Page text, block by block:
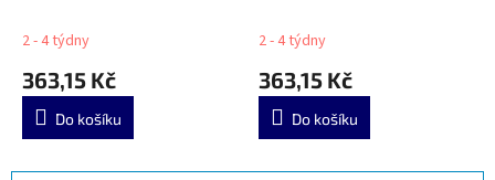
2 - 4 týdny
363,15 Kč
Do košíku
2 - 4 týdny
363,15 Kč
Do košíku